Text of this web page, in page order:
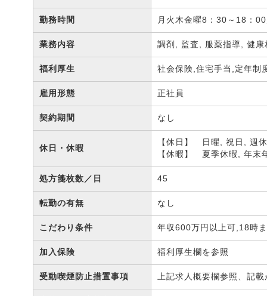
勤務時間 月火木金曜8：30～18：
業務内容 調剤, 監査, 服薬指導, 健
福利厚生 社会保険,住宅手当,定年制
雇用形態 正社員
契約期間 なし
休日・休暇
【休日】 日曜, 祝日, 週
【休暇】 夏季休暇, 年末
処方箋枚数／日 45
転勤の有無 なし
こだわり条件 年収600万円以上可,18時
加入保険 福利厚生欄を参照
受動喫煙防止措置事項 上記求人概要欄参照、記